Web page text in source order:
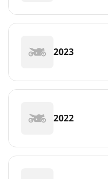
2023
2022